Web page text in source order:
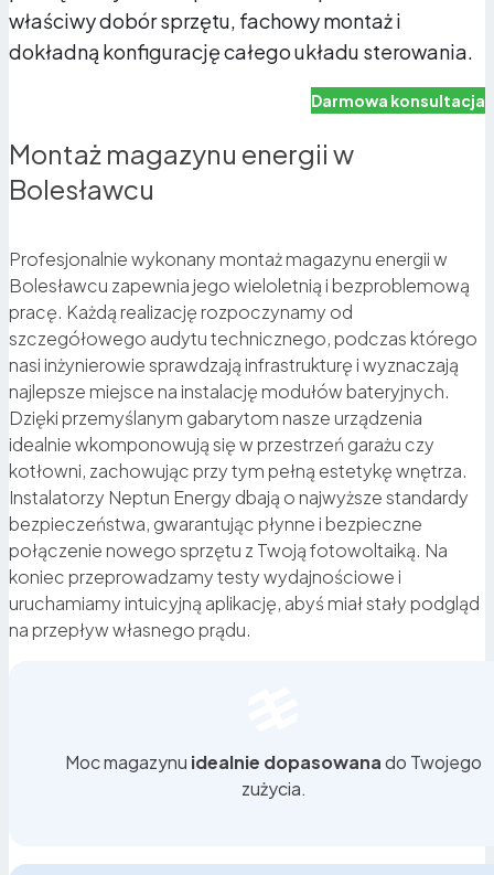
Zabezpieczenie na wypadek awarii prądu
Magazyn energii działa jak UPS dla całego domu. W
przypadku przerwy w dostawie energii automatycznie
zasila najważniejsze urządzenia – ogrzewanie,
właściwy dobór sprzętu, fachowy montaż i
dokładną konfigurację całego układu sterowania.
Darmowa konsultacja
Montaż magazynu energii w
Bolesławcu
Profesjonalnie wykonany montaż magazynu energii w
Bolesławcu zapewnia jego wieloletnią i bezproblemową
pracę. Każdą realizację rozpoczynamy od
szczegółowego audytu technicznego, podczas którego
nasi inżynierowie sprawdzają infrastrukturę i wyznaczają
najlepsze miejsce na instalację modułów bateryjnych.
Dzięki przemyślanym gabarytom nasze urządzenia
idealnie wkomponowują się w przestrzeń garażu czy
kotłowni, zachowując przy tym pełną estetykę wnętrza.
Instalatorzy Neptun Energy dbają o najwyższe standardy
bezpieczeństwa, gwarantując płynne i bezpieczne
połączenie nowego sprzętu z Twoją fotowoltaiką. Na
koniec przeprowadzamy testy wydajnościowe i
uruchamiamy intuicyjną aplikację, abyś miał stały podgląd
na przepływ własnego prądu.
Moc magazynu idealnie dopasowanado Twojego
zużycia.